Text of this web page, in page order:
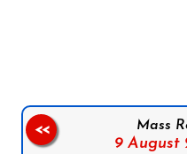
Mass
9 August
<<